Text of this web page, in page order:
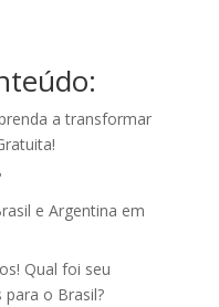
a transformar
e Argentina em
Qual foi seu
o Brasil?